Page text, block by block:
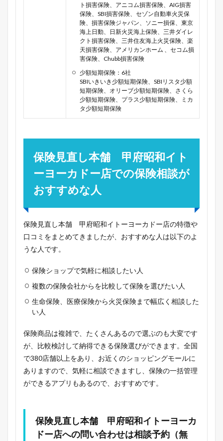
ト損害保険、アニコム損害保険、AIG損害
保険、SBI損害保険、セゾン自動車火災保
険、損害保険ジャパン、ソニー損保、東京
海上日動、日新火災海上保険、三井ダイレ
クト損害保険、三井住友海上火災保険、楽
天損害保険、アメリカンホーム 、セコム損
害保険、Chubb損害保険
少額短期保険：6社
SBIいきいき少額短期保険、SBIリスタ少額
短期保険、オリーブ少額短期保険、さくら
少額短期保険、プラス少額短期保険、ミカ
タ少額短期保険
保険見直し本舗 甲府昭和イト
ーヨーカドー店での保険相談が
おすすめな人
保険見直し本舗 甲府昭和イトーヨーカドー店の特徴や
口コミをまとめてきましたが、おすすめな人は以下のよ
うな人です。
保険ショップで気軽に相談したい人
複数の保険会社からを比較して保険を選びたい人
生命保険、医療保険から火災保険まで幅広く相談した
い人
保険商品は複雑で、たくさんあるので選ぶのも大変です
が、比較検討して納得できる保険選びができます。全国
で380店舗以上をあり、お近くのショッピングモールに
ありますので、気軽に相談できますし、保険の一括管理
ができるアプリもあるので、おすすめです。
保険見直し本舗 甲府昭和イトーヨーカ
ドー店への問い合わせは相談予約（無